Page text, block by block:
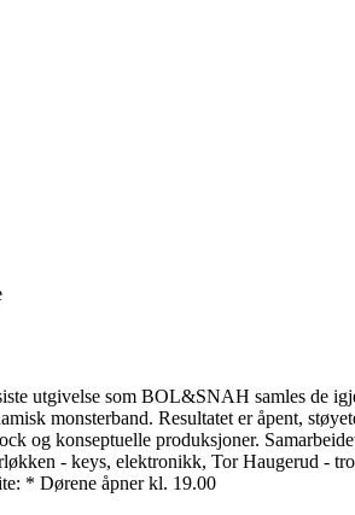
utgivelse som BOL&SNAH samles de
monsterband. Resultatet er åpent,
og konseptuelle produksjoner.
- keys, elektronikk, Tor Haugerud -
* Dørene åpner kl. 19.00